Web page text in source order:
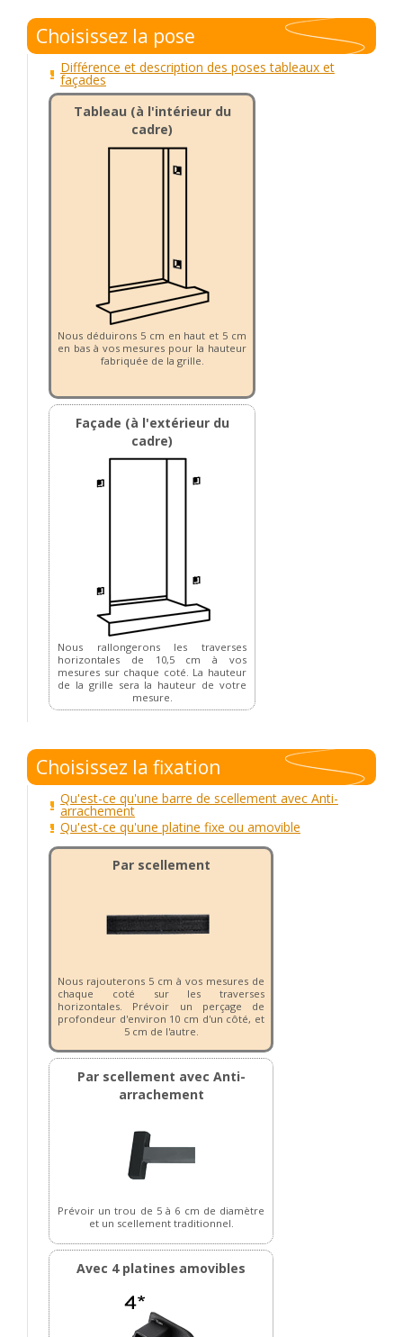
Choisissez la pose
Différence et description des poses tableaux et
façades
Tableau (à l'intérieur du
cadre)
Nous déduirons 5 cm en haut et 5 cm
en bas à vos mesures pour la hauteur
fabriquée de la grille.
Façade (à l'extérieur du
cadre)
Nous rallongerons les traverses
horizontales de 10,5 cm à vos
mesures sur chaque coté. La hauteur
de la grille sera la hauteur de votre
mesure.
Choisissez la fixation
Qu'est-ce qu'une barre de scellement avec Anti-
arrachement
Qu'est-ce qu'une platine fixe ou amovible
Par scellement
Nous rajouterons 5 cm à vos mesures de
chaque coté sur les traverses
horizontales. Prévoir un perçage de
profondeur d'environ 10 cm d'un côté, et
5 cm de l'autre.
Par scellement avec Anti-
arrachement
Prévoir un trou de 5 à 6 cm de diamètre
et un scellement traditionnel.
Avec 4 platines amovibles